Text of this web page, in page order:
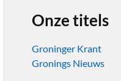
Onze titels
Groninger Krant
Gronings Nieuws